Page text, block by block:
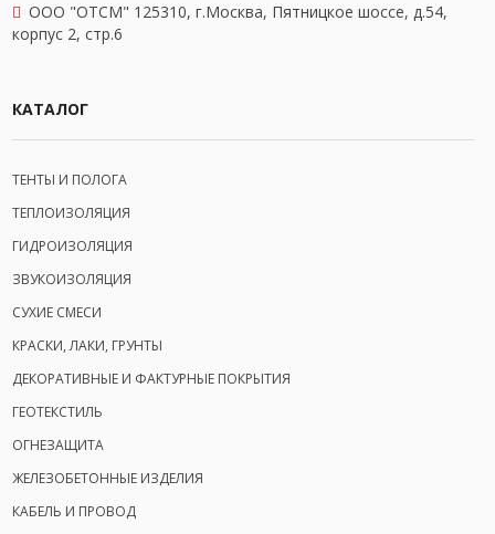
OOO "ОТСМ" 125310, г.Москва, Пятницкое шоссе, д.54,
корпус 2, стр.6
КАТАЛОГ
ТЕНТЫ И ПОЛОГА
ТЕПЛОИЗОЛЯЦИЯ
ГИДРОИЗОЛЯЦИЯ
ЗВУКОИЗОЛЯЦИЯ
СУХИЕ СМЕСИ
КРАСКИ, ЛАКИ, ГРУНТЫ
ДЕКОРАТИВНЫЕ И ФАКТУРНЫЕ ПОКРЫТИЯ
ГЕОТЕКСТИЛЬ
ОГНЕЗАЩИТА
ЖЕЛЕЗОБЕТОННЫЕ ИЗДЕЛИЯ
КАБЕЛЬ И ПРОВОД